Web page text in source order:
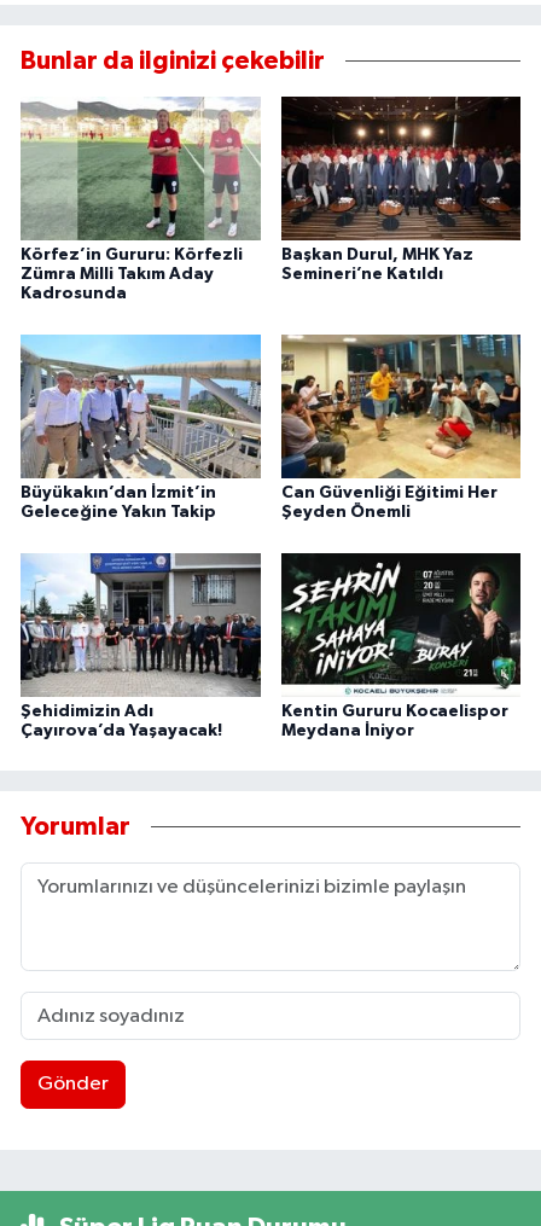
Bunlar da ilginizi çekebilir
Körfez’in Gururu: Körfezli
Zümra Milli Takım Aday
Kadrosunda
Başkan Durul, MHK Yaz
Semineri’ne Katıldı
Büyükakın’dan İzmit’in
Geleceğine Yakın Takip
Can Güvenliği Eğitimi Her
Şeyden Önemli
Şehidimizin Adı
Çayırova’da Yaşayacak!
Kentin Gururu Kocaelispor
Meydana İniyor
Yorumlar
Gönder